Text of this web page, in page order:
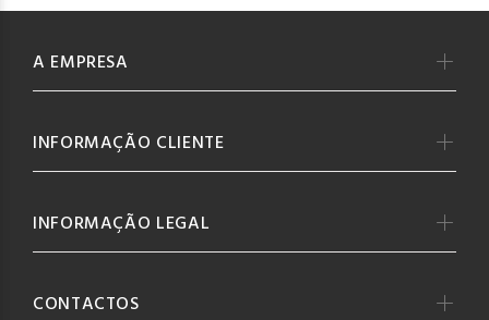
A EMPRESA
INFORMAÇÃO CLIENTE
INFORMAÇÃO LEGAL
CONTACTOS